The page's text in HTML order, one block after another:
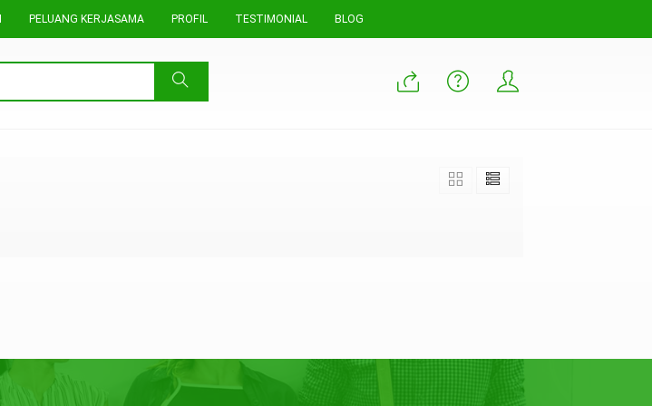
PELUANG KERJASAMA PROFIL TESTIMONIAL BLOG